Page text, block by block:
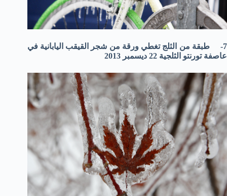
7- طبقة من الثلج تغطي ورقة من شجر القيقب اليابانية في
عاصفة تورنتو الثلجية 22 ديسمبر 2013